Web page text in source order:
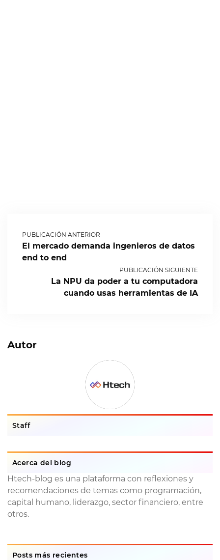
PUBLICACIÓN ANTERIOR
El mercado demanda ingenieros de datos
end to end
PUBLICACIÓN SIGUIENTE
La NPU da poder a tu computadora
cuando usas herramientas de IA
Autor
Staff
Acerca del blog
Htech-blog es una plataforma con reflexiones y
recomendaciones de temas como programación,
capital humano, liderazgo, sector financiero, entre
otros.
Posts más recientes